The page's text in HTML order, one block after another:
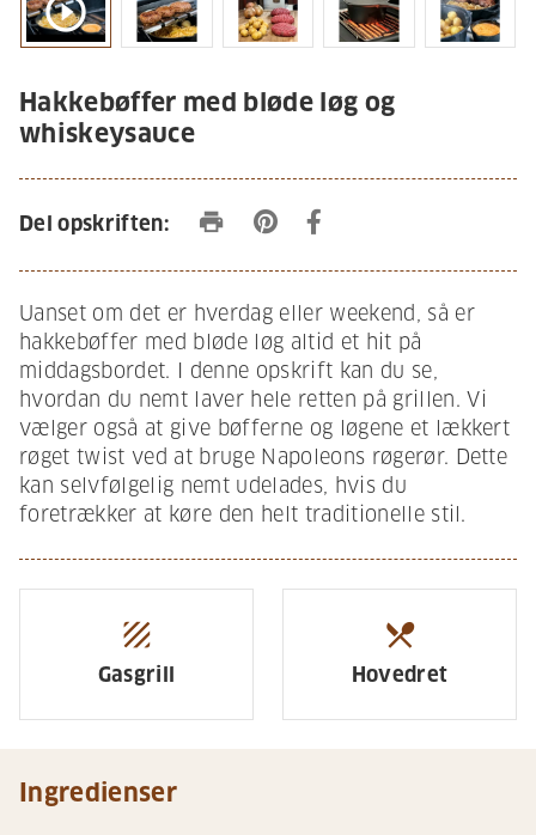
play_circle_outline
Hakkebøffer med bløde løg og
whiskeysauce
Del opskriften: print
Uanset om det er hverdag eller weekend, så er
hakkebøffer med bløde løg altid et hit på
middagsbordet. I denne opskrift kan du se,
hvordan du nemt laver hele retten på grillen.Vi
vælger også at give bøfferne og løgene et lækkert
røget twist ved at bruge Napoleons røgerør. Dette
kan selvfølgelig nemt udelades, hvis du
foretrækker at køre den helt traditionelle stil.
texture
Gasgrill
restaurant_menu
Hovedret
Ingredienser